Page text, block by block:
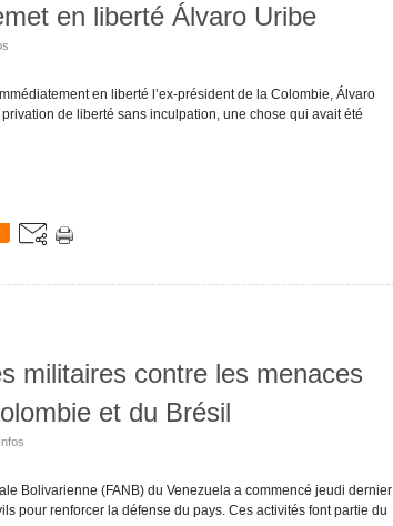
en liberté Álvaro Uribe
en liberté l’ex-président de la Colombie, Álvaro
de liberté sans inculpation, une chose qui avait été
militaires contre les menaces
et du Brésil
Bolivarienne (FANB) du Venezuela a commencé jeudi dernier
pour renforcer la défense du pays. Ces activités font partie du